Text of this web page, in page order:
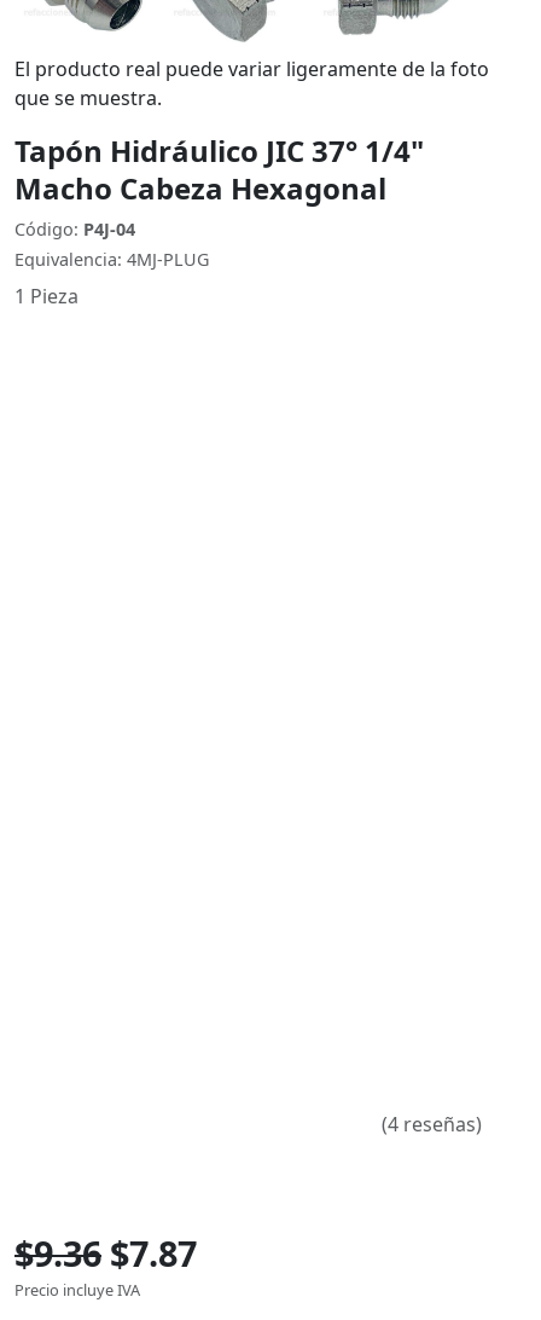
El producto real puede variar ligeramente de la foto
que se muestra.
Tapón Hidráulico JIC 37° 1/4"
Macho Cabeza Hexagonal
Código: P4J-04
Equivalencia: 4MJ-PLUG
1 Pieza
(4 reseñas)
$9.36 $7.87
Precio incluye IVA